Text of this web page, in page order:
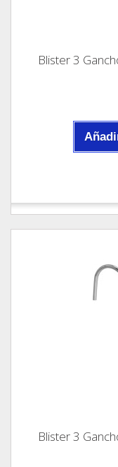
Blister 3
Blister 3